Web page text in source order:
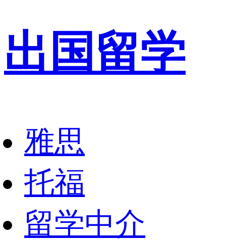
出国留学
雅思
托福
留学中介